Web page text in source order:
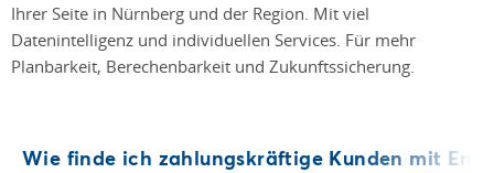
Ihrer Seite in Nürnberg und der Region. Mit viel
Datenintelligenz und individuellen Services. Für mehr
Planbarkeit, Berechenbarkeit und Zukunftssicherung.
Wie finde ich zahlungskräftige Kunden mit